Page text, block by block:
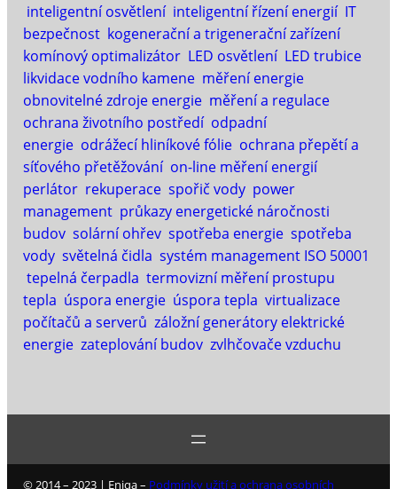
inteligentní osvětlení inteligentní řízení energií IT
bezpečnost kogenerační a trigenerační zařízení
komínový optimalizátor LED osvětlení LED trubice
likvidace vodního kamene měření energie
obnovitelné zdroje energie měření a regulace
ochrana životního postředí odpadní
energie odrážecí hliníkové fólie ochrana přepětí a
síťového přetěžování on-line měření energií
perlátor rekuperace spořič vody power
management průkazy energetické náročnosti
budov solární ohřev spotřeba energie spotřeba
vody světelná čidla systém management ISO 50001
tepelná čerpadla termovizní měření prostupu
tepla úspora energie úspora tepla virtualizace
počítačů a serverů záložní generátory elektrické
energie zateplování budov zvlhčovače vzduchu
© 2014 – 2023 | Eniqa – Podmínky užití a ochrana osobních